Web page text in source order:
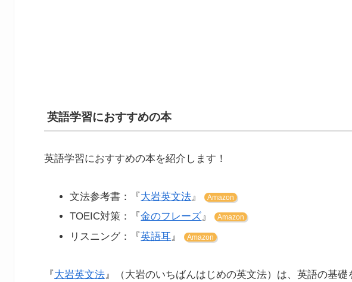
英語学習におすすめの本
英語学習におすすめの本を紹介します！
文法参考書：『大岩英文法』 Amazon
TOEIC対策：『金のフレーズ』 Amazon
リスニング：『英語耳 』 Amazon
『大岩英文法 』（大岩のいちばんはじめの英文法）は、英語の基